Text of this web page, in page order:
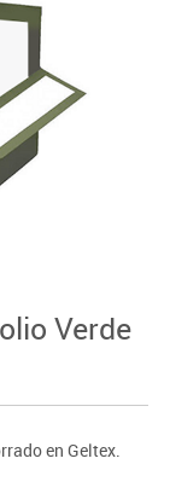
Verde
en Geltex.